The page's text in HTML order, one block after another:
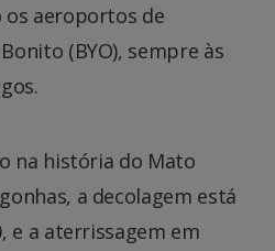
os aeroportos de
(BYO), sempre às
na história do Mato
a decolagem está
e a aterrissagem em